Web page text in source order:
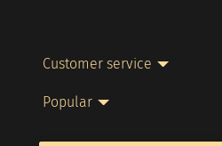
Customer service
Popular